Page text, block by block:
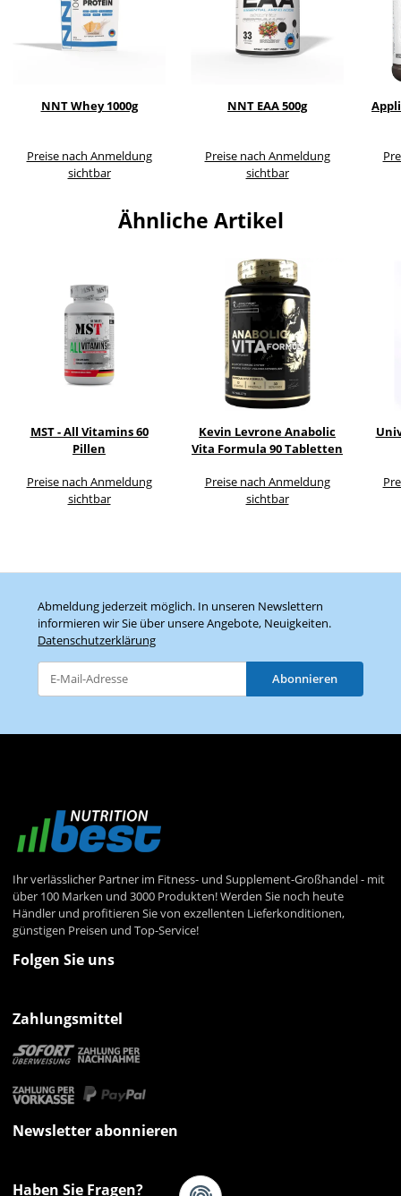
NNT Whey 1000g
Preise nach Anmeldung
sichtbar
NNT EAA 500g
Preise nach Anmeldung
sichtbar
Ähnliche Artikel
MST - All Vitamins 60
Pillen
Preise nach Anmeldung
sichtbar
Kevin Levrone Anabolic
Vita Formula 90 Tabletten
Preise nach Anmeldung
sichtbar
Abmeldung jederzeit möglich. In unseren Newslettern
informieren wir Sie über unsere Angebote, Neuigkeiten.
Datenschutzerklärung
Abonnieren
Ihr verlässlicher Partner im Fitness- und Supplement-Großhandel - mit
über 100 Marken und 3000 Produkten! Werden Sie noch heute
Händler und profitieren Sie von exzellenten Lieferkonditionen,
günstigen Preisen und Top-Service!
Folgen Sie uns
Zahlungsmittel
Newsletter abonnieren
Haben Sie Fragen?